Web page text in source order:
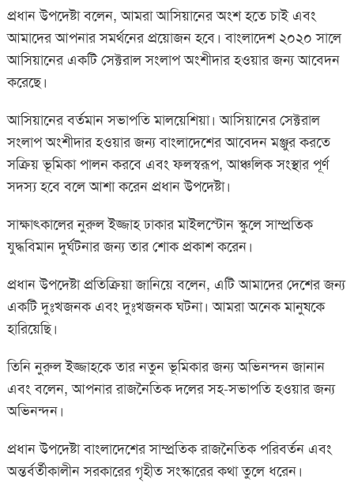
প্রধান উপদেষ্টা বলেন, আমরা আসিয়ানের অংশ হতে চাই এবং
আমাদের আপনার সমর্থনের প্রয়োজন হবে। বাংলাদেশ ২০২০ সালে
আসিয়ানের একটি সেক্টরাল সংলাপ অংশীদার হওয়ার জন্য আবেদন
করেছে।
আসিয়ানের বর্তমান সভাপতি মালয়েশিয়া। আসিয়ানের সেক্টরাল
সংলাপ অংশীদার হওয়ার জন্য বাংলাদেশের আবেদন মঞ্জুর করতে
সক্রিয় ভূমিকা পালন করবে এবং ফলস্বরূপ, আঞ্চলিক সংস্থার পূর্ণ
সদস্য হবে বলে আশা করেন প্রধান উপদেষ্টা।
সাক্ষাৎকালের নুরুল ইজ্জাহ ঢাকার মাইলস্টোন স্কুলে সাম্প্রতিক
যুদ্ধবিমান দুর্ঘটনার জন্য তার শোক প্রকাশ করেন।
প্রধান উপদেষ্টা প্রতিক্রিয়া জানিয়ে বলেন, এটি আমাদের দেশের জন্য
একটি দুঃখজনক এবং দুঃখজনক ঘটনা। আমরা অনেক মানুষকে
হারিয়েছি।
তিনি নুরুল ইজ্জাহকে তার নতুন ভূমিকার জন্য অভিনন্দন জানান
এবং বলেন, আপনার রাজনৈতিক দলের সহ-সভাপতি হওয়ার জন্য
অভিনন্দন।
প্রধান উপদেষ্টা বাংলাদেশের সাম্প্রতিক রাজনৈতিক পরিবর্তন এবং
অন্তর্বর্তীকালীন সরকারের গৃহীত সংস্কারের কথা তুলে ধরেন।